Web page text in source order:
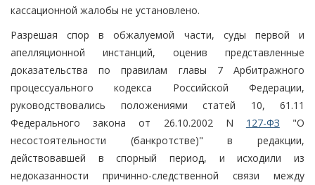
кассационной жалобы не установлено.
Разрешая спор в обжалуемой части, суды первой и
апелляционной инстанций, оценив представленные
доказательства по правилам главы 7 Арбитражного
процессуального кодекса Российской Федерации,
руководствовались положениями статей 10, 61.11
Федерального закона от 26.10.2002 N 127-ФЗ "О
несостоятельности (банкротстве)" в редакции,
действовавшей в спорный период, и исходили из
недоказанности причинно-следственной связи между